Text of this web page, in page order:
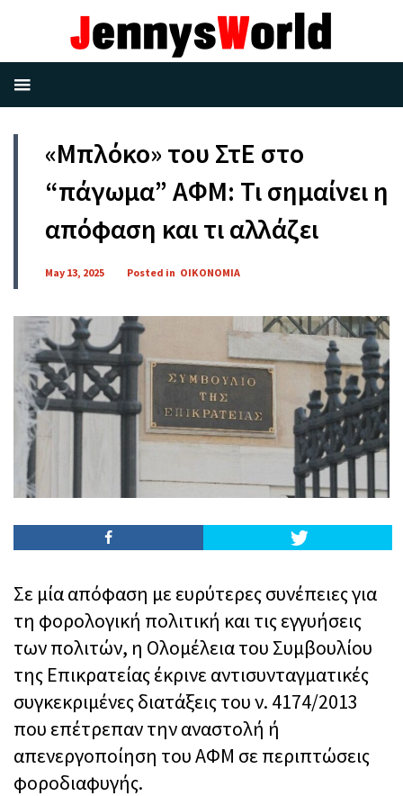
«Μπλόκο» του ΣτΕ στο
“πάγωμα” ΑΦΜ: Τι σημαίνει η
απόφαση και τι αλλάζει
May 13, 2025 Posted in ΟΙΚΟΝΟΜΙΑ
Σε μία απόφαση με ευρύτερες συνέπειες για
τη φορολογική πολιτική και τις εγγυήσεις
των πολιτών, η Ολομέλεια του Συμβουλίου
της Επικρατείας έκρινε αντισυνταγματικές
συγκεκριμένες διατάξεις του ν. 4174/2013
που επέτρεπαν την αναστολή ή
απενεργοποίηση του ΑΦΜ σε περιπτώσεις
φοροδιαφυγής.